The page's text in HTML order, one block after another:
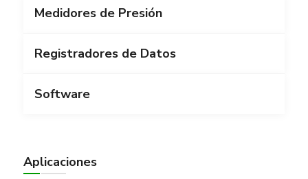
Medidores de Presión
Registradores de Datos
Software
Aplicaciones